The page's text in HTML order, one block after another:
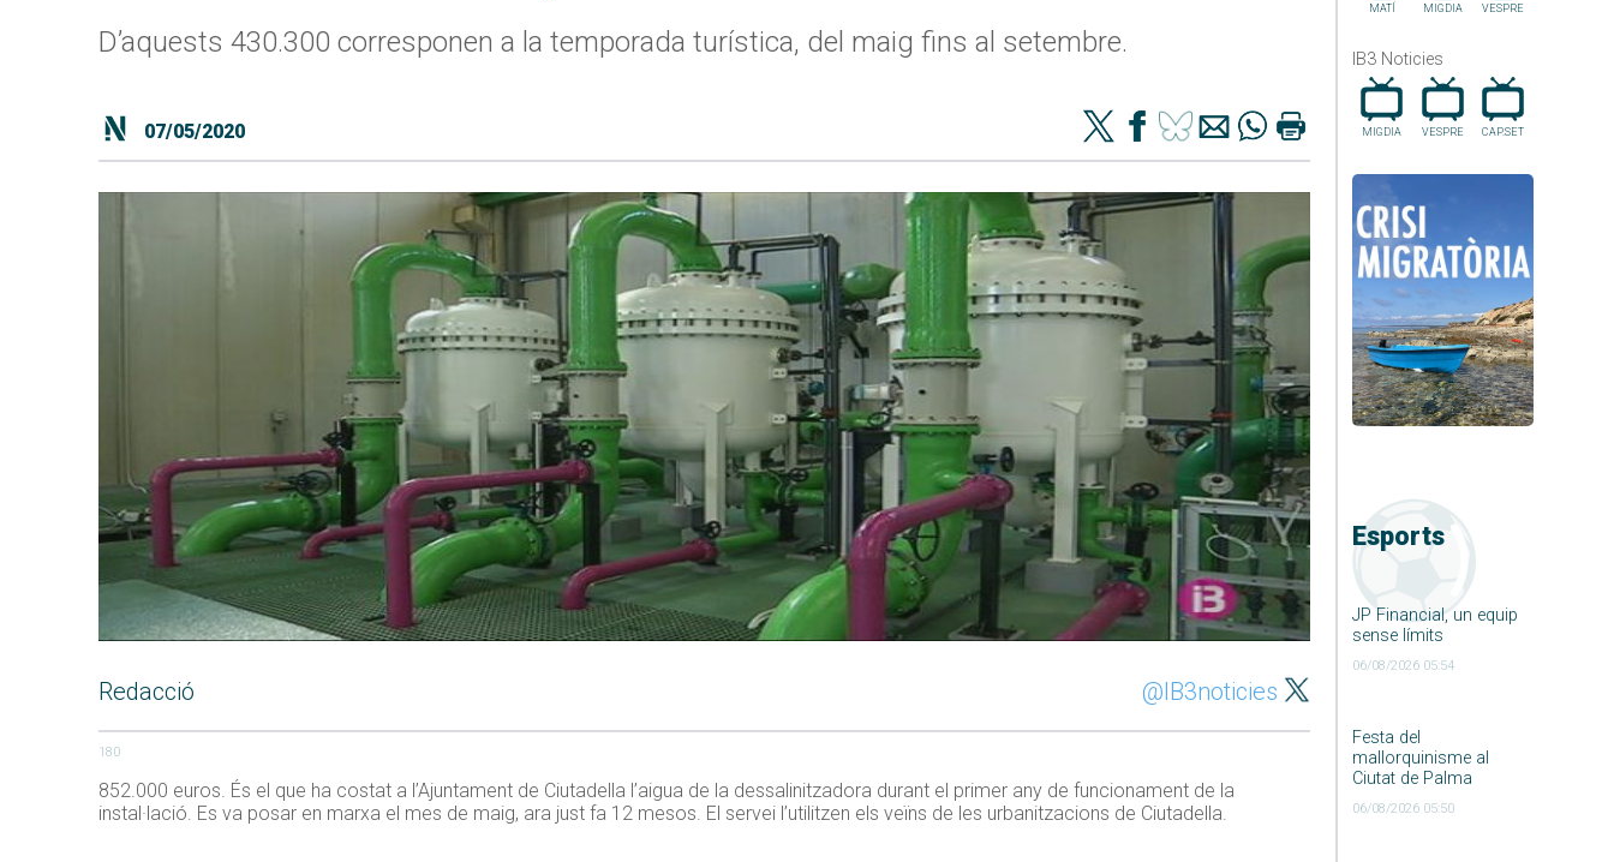
MATÍ MIGDIA VESPRE
IB3 Noticies
MIGDIA VESPRE CAP.SET
Esports
JP Financial, un equip
sense límits
06/08/2026 05:54
Festa del
mallorquinisme al
Ciutat de Palma
06/08/2026 05:50
D’aquests 430.300 corresponen a la temporada turística, del maig fins al setembre.
07/05/2020
Redacció @IB3noticies
180
852.000 euros. És el que ha costat a l’Ajuntament de Ciutadella l’aigua de la dessalinitzadora durant el primer any de funcionament de la
instal·lació. Es va posar en marxa el mes de maig, ara just fa 12 mesos. El servei l’utilitzen els veïns de les urbanitzacions de Ciutadella.